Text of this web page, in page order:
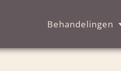
Behandelingen